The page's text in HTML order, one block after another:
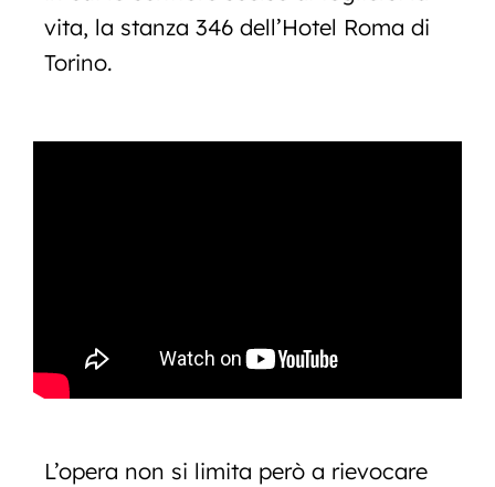
vita, la stanza 346 dell’Hotel Roma di
Torino.
L’opera non si limita però a rievocare